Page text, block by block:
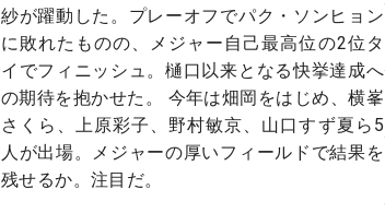
紗が躍動した。プレーオフでパク・ソンヒョン
に敗れたものの、メジャー自己最高位の2位タ
イでフィニッシュ。樋口以来となる快挙達成へ
の期待を抱かせた。 今年は畑岡をはじめ、横峯
さくら、上原彩子、野村敏京、山口すず夏ら5
人が出場。メジャーの厚いフィールドで結果を
残せるか。注目だ。